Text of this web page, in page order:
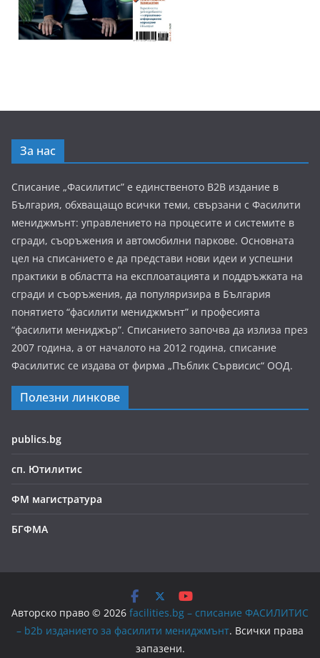
За нас
Списание „Фасилитис” е единственото B2B издание в
България, обхващащо всички теми, свързани с Фасилити
мениджмънт: управлението на процесите и системите в
сгради, съоръжения и автомобилни паркове. Основната
цел на списанието е да представи нови идеи и успешни
практики в областта на експлоатацията и поддръжката на
сгради и съоръжения, да популяризира в България
понятието “фасилити мениджмънт” и професията
“фасилити мениджър”. Списанието започва да излиза през
2007 година, а от началото на 2012 година, списание
Фасилитис се издава от фирма „Пъблик Сървисис“ ООД.
Полезни линкове
publics.bg
сп. Ютилитис
ФМ магистратура
БГФМА
Авторско право © 2026 facilities.bg – списание ФАСИЛИТИС
– b2b изданието за фасилити мениджмънт. Всички права
запазени.